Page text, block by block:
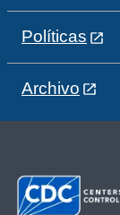
Políticas
Archivo